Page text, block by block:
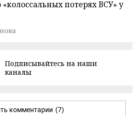
«колоссальных потерях ВСУ» у
Подписывайтесь на наши
каналы
комментарии (7)